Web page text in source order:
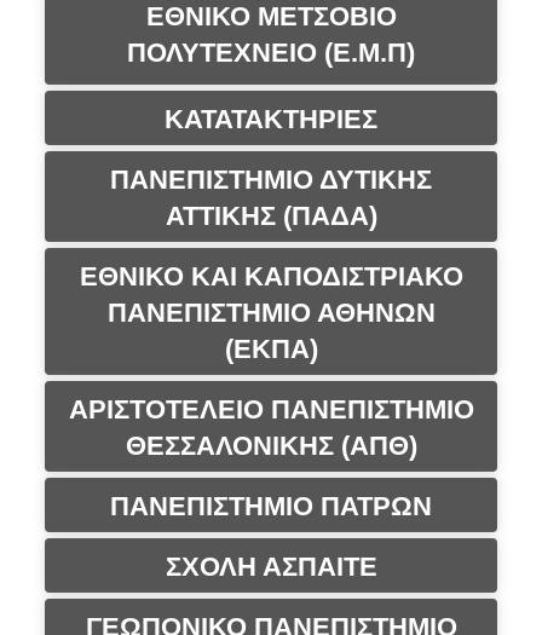
ΕΘΝΙΚΟ ΜΕΤΣΟΒΙΟ
ΠΟΛΥΤΕΧΝΕΙΟ (Ε.Μ.Π)
ΚΑΤΑΤΑΚΤΗΡΙΕΣ
ΠΑΝΕΠΙΣΤΗΜΙΟ ΔΥΤΙΚΗΣ
ΑΤΤΙΚΗΣ (ΠΑΔΑ)
ΕΘΝΙΚΟ ΚΑΙ ΚΑΠΟΔΙΣΤΡΙΑΚΟ
ΠΑΝΕΠΙΣΤΗΜΙΟ ΑΘΗΝΩΝ
(ΕΚΠΑ)
ΑΡΙΣΤΟΤΕΛΕΙΟ ΠΑΝΕΠΙΣΤΗΜΙΟ
ΘΕΣΣΑΛΟΝΙΚΗΣ (ΑΠΘ)
ΠΑΝΕΠΙΣΤΗΜΙΟ ΠΑΤΡΩΝ
ΣΧΟΛΗ ΑΣΠΑΙΤΕ
ΓΕΩΠΟΝΙΚΟ ΠΑΝΕΠΙΣΤΗΜΙΟ